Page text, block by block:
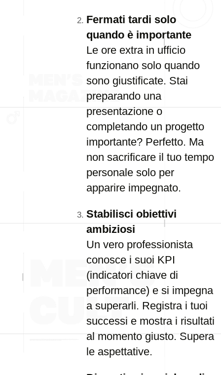
Fermati tardi solo
quando è importante
Le ore extra in ufficio
funzionano solo quando
sono giustificate. Stai
preparando una
presentazione o
completando un progetto
importante? Perfetto. Ma
non sacrificare il tuo tempo
personale solo per
apparire impegnato.
Stabilisci obiettivi
ambiziosi
Un vero professionista
conosce i suoi KPI
(indicatori chiave di
performance) e si impegna
a superarli. Registra i tuoi
successi e mostra i risultati
al momento giusto. Supera
le aspettative.